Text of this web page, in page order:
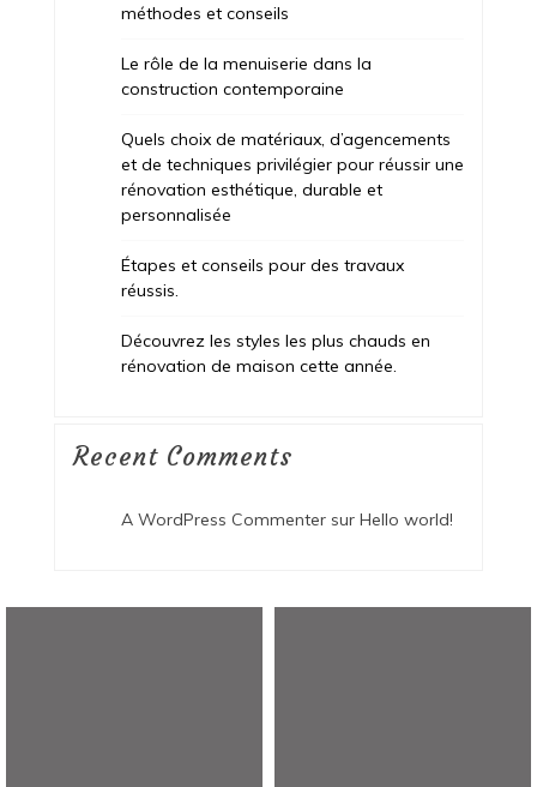
méthodes et conseils
Le rôle de la menuiserie dans la
construction contemporaine
Quels choix de matériaux, d’agencements
et de techniques privilégier pour réussir une
rénovation esthétique, durable et
personnalisée
Étapes et conseils pour des travaux
réussis.
Découvrez les styles les plus chauds en
rénovation de maison cette année.
Recent Comments
A WordPress Commentersur Hello world!